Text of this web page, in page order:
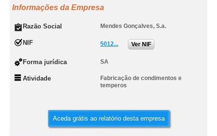
Informações da Empresa
Razão Social Mendes Gonçalves, S.a.
NIF 5012... Ver NIF
Forma jurídica SA
Atividade
Fabricação de condimentos e
temperos
Aceda grátis ao relatório desta empresa